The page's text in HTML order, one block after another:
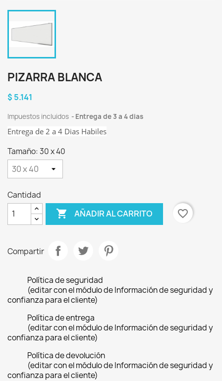
PIZARRA BLANCA
$ 5.141
Impuestos incluidos Entrega de 3 a 4 dias
Entrega de 2 a 4 Dias Habiles
Tamaño: 30 x 40
Cantidad
 AÑADIR AL CARRITO favorite_border
Compartir
Política de seguridad
(editar con el módulo de Información de seguridad y
confianza para el cliente)
Política de entrega
(editar con el módulo de Información de seguridad y
confianza para el cliente)
Política de devolución
(editar con el módulo de Información de seguridad y
confianza para el cliente)